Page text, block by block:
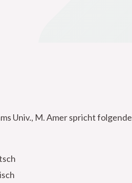
Univ., M. Amer spricht folgende